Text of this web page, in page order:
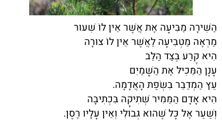
הַשִּׁירָה מַבִּיעָה אֶת אֲשֶׁר אֵין לוֹ שִׁעוּר
מַרְאֶה מַטְבִּיעָה לַאֲשֶׁר אֵין לוֹ צוּרָה
הִיא קֶרַע בְּצַד הַלֵּב
עָנָן הַמֵּכִיל אֶת הַשָּׁמַיִם
עֵץ הַמְדַבֵּר בִּשְׂפַת הָאֲדָמָה.
הִיא אָדָם הַמֵּמִיר שְׁתִיקָה בִּכְתִיבָה
וְשַׁעַר אֶל כָּל שֶׁהוּא גְּבוּלִי וְאֵין עָלָיו רֶסֶן.